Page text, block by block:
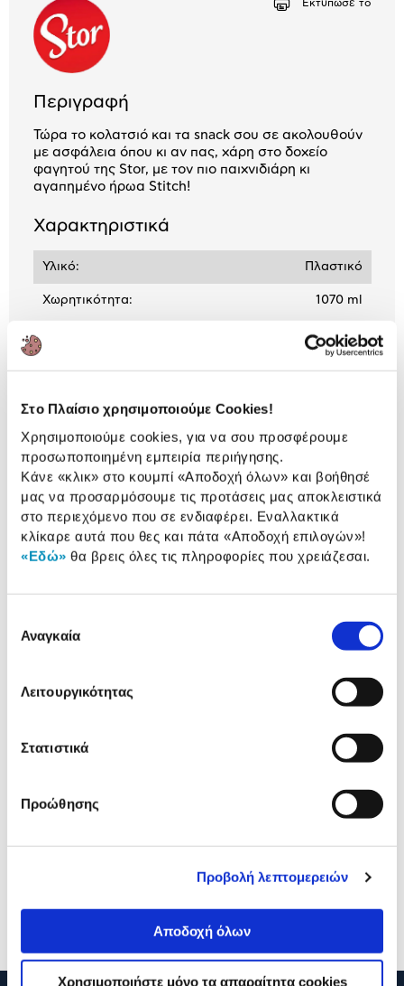
Στο Πλαίσιο χρησιμοποιούμε Cookies!
Χρησιμοποιούμε cookies, για να σου προσφέρουμε
προσωποποιημένη εμπειρία περιήγησης.
Κάνε «κλικ» στο κουμπί «Αποδοχή όλων» και βοήθησέ
μας να προσαρμόσουμε τις προτάσεις μας αποκλειστικά
στο περιεχόμενο που σε ενδιαφέρει. Εναλλακτικά
κλίκαρε αυτά που θες και πάτα «Αποδοχή επιλογών»!
«Εδώ» θα βρεις όλες τις πληροφορίες που χρειάζεσαι.
συγκατάθεσης
Αναγκαία
Λειτουργικότητας
Στατιστικά
Προώθησης
Προβολή λεπτομερειών
Αποδοχή όλων
Χρησιμοποιήστε μόνο τα απαραίτητα cookies
Εκτύπωσέ το
Περιγραφή
Τώρα το κολατσιό και τα snack σου σε ακολουθούν
με ασφάλεια όπου κι αν πας, χάρη στο δοχείο
φαγητού της Stor, με τον πιο παιχνιδιάρη κι
αγαπημένο ήρωα Stitch!
Χαρακτηριστικά
Υλικό: Πλαστικό
Χωρητικότητα: 1070 ml
Αναλυτική
παρουσίαση
Προδιαγραφές
προϊόντος
Αξιολογήσεις
Αξιολογήσεις
Sentio Δοχείο Φαγητού με 3
Bmu Φαγητοδοχείο 3
4,99€